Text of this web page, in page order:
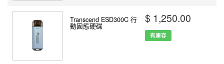
Transcend ESD300C 行
動固態硬碟
$ 1,250.00
有庫存